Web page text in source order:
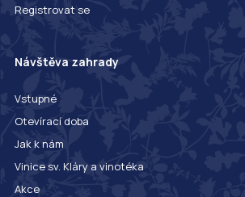
Registrovat se
Návštěva zahrady
Vstupné
Otevírací doba
Jak k nám
Vinice sv. Kláry a vinotéka
Akce